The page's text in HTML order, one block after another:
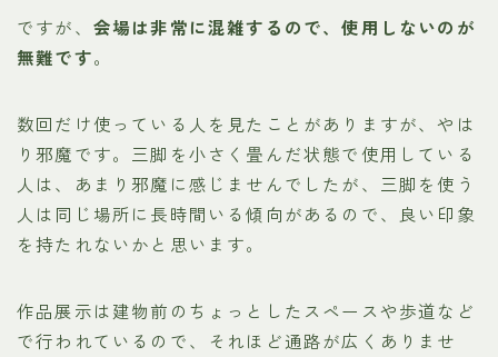
ですが、 会場は非常に混雑するので、使用しないのが
無難です。
数回だけ使っている人を見たことがありますが、やは
り邪魔です。三脚を小さく畳んだ状態で使用している
人は、あまり邪魔に感じませんでしたが、三脚を使う
人は同じ場所に長時間いる傾向があるので、良い印象
を持たれないかと思います。
作品展示は建物前のちょっとしたスペースや歩道など
で行われているので、それほど通路が広くありませ